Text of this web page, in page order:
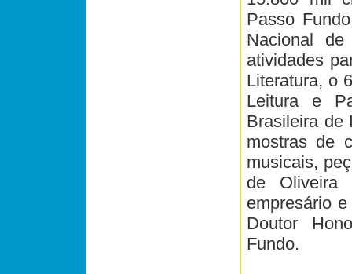
Passo
Nacional
atividades
Literatura, o
Leitura e
Brasileira de
mostras de
musicais,
de Oliveira
empresário
Doutor
Fundo.